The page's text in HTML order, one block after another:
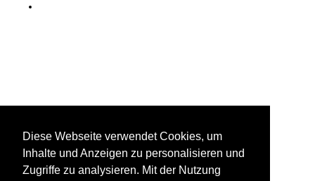
Diese Webseite verwendet Cookies, um
Inhalte und Anzeigen zu personalisieren und
Zugriffe zu analysieren. Mit der Nutzung